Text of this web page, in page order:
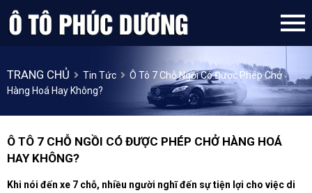
TRANG CHỦ Tin Tức
Ô Tô 7 Chỗ Ngồi Có Được Phép Chở
Hàng Hoá Hay Không?
Ô TÔ 7 CHỖ NGỒI CÓ ĐƯỢC PHÉP CHỞ HÀNG HOÁ
HAY KHÔNG?
Khi nói đến xe 7 chỗ, nhiều người nghĩ đến sự tiện lợi cho việc di